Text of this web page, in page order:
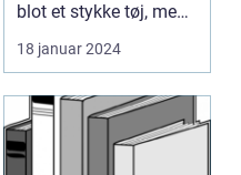
blot et stykke tøj, men
en genstand der
symbol...
18 januar 2024